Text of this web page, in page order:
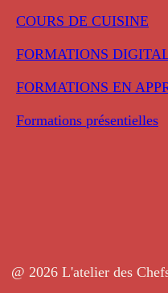
COURS DE CUISINE
FORMATIONS
FORMATIONS EN
Formations présentielles
@ 2026 L'atelier des